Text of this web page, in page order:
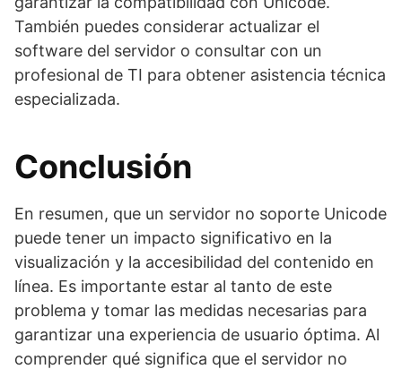
También puedes considerar actualizar el
software del servidor o consultar con un
profesional de TI para obtener asistencia técnica
especializada.
Conclusión
En resumen, que un servidor no soporte Unicode
puede tener un impacto significativo en la
visualización y la accesibilidad del contenido en
línea. Es importante estar al tanto de este
problema y tomar las medidas necesarias para
garantizar una experiencia de usuario óptima. Al
comprender qué significa que el servidor no